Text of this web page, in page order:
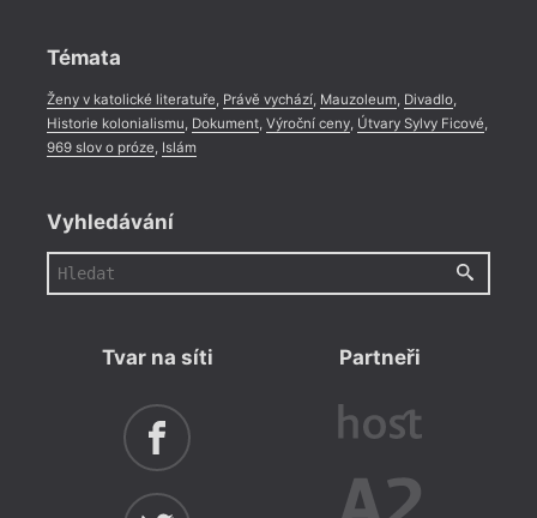
Témata
Ženy v katolické literatuře, Právě vychází, Mauzoleum, Divadlo,
Historie kolonialismu, Dokument, Výroční ceny, Útvary Sylvy Ficové,
969 slov o próze, Islám
Vyhledávání
Tvar na síti Partneři